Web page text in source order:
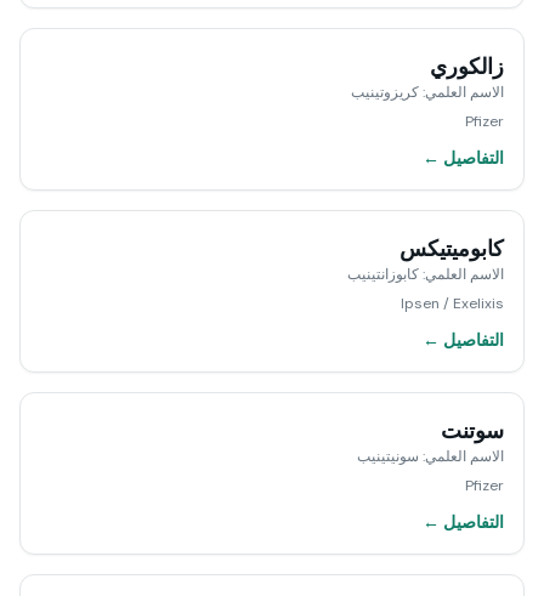
زالكوري
الاسم العلمي:كريزوتينيب
Pfizer
التفاصيل ←
كابوميتيكس
الاسم العلمي:كابوزانتينيب
Ipsen / Exelixis
التفاصيل ←
سوتنت
الاسم العلمي: سونيتينيب
Pfizer
التفاصيل ←